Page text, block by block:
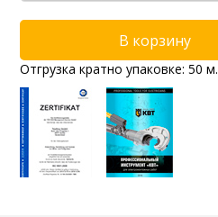
Отгрузка кратно упаковке: 50 м.